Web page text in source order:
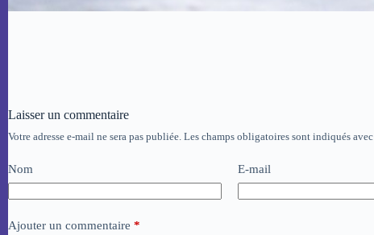
Laisser un commentaire
Votre adresse e-mail ne sera pas publiée. Les champs obligatoires sont indiqués avec
Nom E-mail
Ajouter un commentaire *